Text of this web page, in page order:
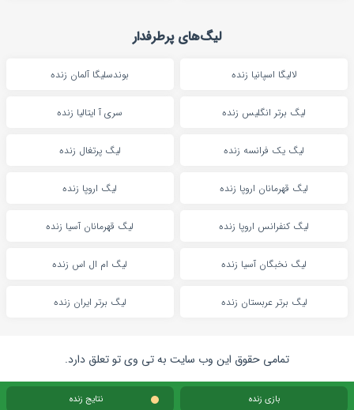
لیگ‌های پرطرفدار
لالیگا اسپانیا زنده بوندسلیگا آلمان زنده
لیگ برتر انگلیس زنده سری آ ایتالیا زنده
لیگ یک فرانسه زنده لیگ پرتغال زنده
لیگ قهرمانان اروپا زنده لیگ اروپا زنده
لیگ کنفرانس اروپا زنده لیگ قهرمانان آسیا زنده
لیگ نخبگان آسیا زنده لیگ ام ال اس زنده
لیگ برتر عربستان زنده لیگ برتر ایران زنده
تمامی حقوق این وب سایت به تی وی تو تعلق دارد.
بازی زنده نتایج زنده